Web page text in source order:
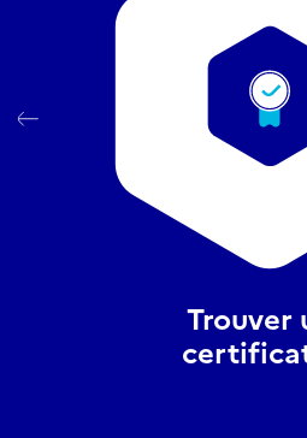
Trouver